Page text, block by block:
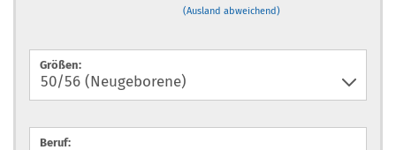
(Ausland abweichend)
Größen:
Beruf: